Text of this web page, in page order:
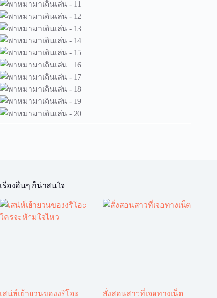
เรื่องอื่นๆ ก็น่าสนใจ
เสน่ห์เย้ายวนของงริโอะ
สั่งสอนสาวที่เจอทางเน็ต